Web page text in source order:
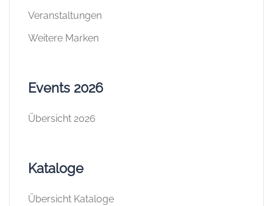
Veranstaltungen
Weitere Marken
Events 2026
Übersicht 2026
Kataloge
Übersicht Kataloge